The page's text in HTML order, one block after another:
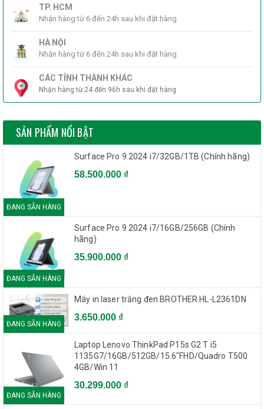
TP. HCM
Nhận hàng từ 6 đến 24h sau khi đặt hàng
HÀ NỘI
Nhận hàng từ 6 đến 24h sau khi đặt hàng
CÁC TỈNH THÀNH KHÁC
Nhận hàng từ 24 đến 96h sau khi đặt hàng
SẢN PHẨM NỔI BẬT
ĐANG SẴN HÀNG
Surface Pro 9 2024 i7/32GB/1TB (Chính hãng)
58.500.000 ₫
ĐANG SẴN HÀNG
Surface Pro 9 2024 i7/16GB/256GB (Chính
hãng)
35.900.000 ₫
ĐANG SẴN HÀNG
Máy in laser trắng đen BROTHER HL-L2361DN
3.650.000 ₫
ĐANG SẴN HÀNG
Laptop Lenovo ThinkPad P15s G2 T i5
1135G7/16GB/512GB/15.6"FHD/Quadro T500
4GB/Win 11
30.299.000 ₫